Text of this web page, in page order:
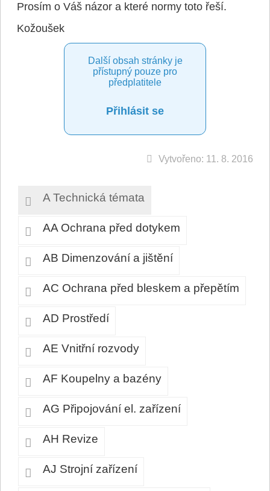
Prosím o Váš názor a které normy toto řeší.
Kožoušek
Další obsah stránky je
přístupný pouze pro
předplatitele
Přihlásit se
Vytvořeno: 11. 8. 2016
A Technická témata
AA Ochrana před dotykem
AB Dimenzování a jištění
AC Ochrana před bleskem a přepětím
AD Prostředí
AE Vnitřní rozvody
AF Koupelny a bazény
AG Připojování el. zařízení
AH Revize
AJ Strojní zařízení